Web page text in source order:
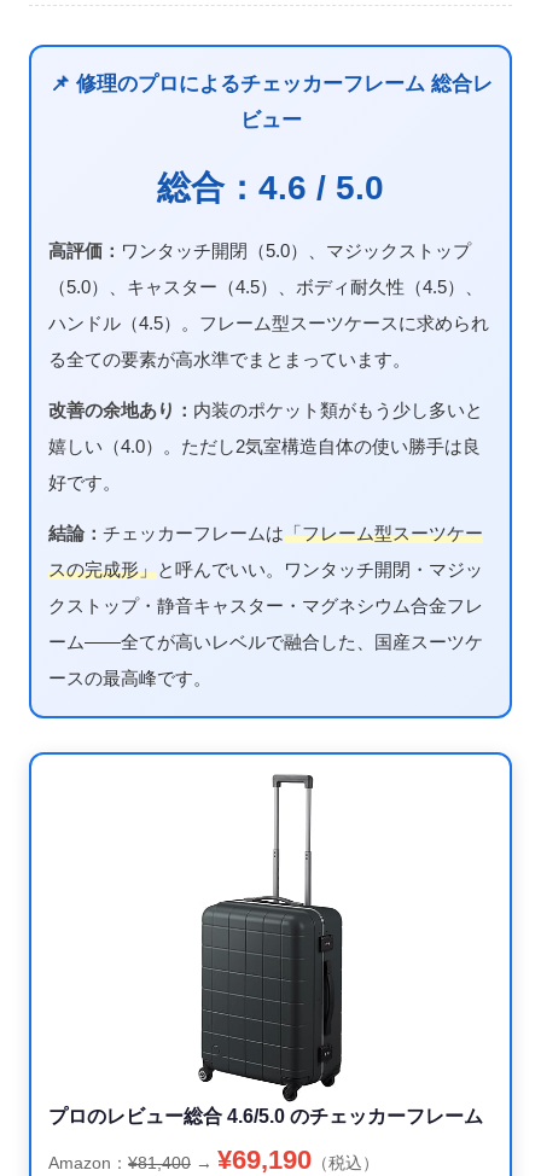
📌 修理のプロによるチェッカーフレーム 総合レ
ビュー
総合：4.6 / 5.0
高評価： ワンタッチ開閉（5.0）、マジックストップ
（5.0）、キャスター（4.5）、ボディ耐久性（4.5）、
ハンドル（4.5）。フレーム型スーツケースに求められ
る全ての要素が高水準でまとまっています。
改善の余地あり： 内装のポケット類がもう少し多いと
嬉しい（4.0）。ただし2気室構造自体の使い勝手は良
好です。
結論： チェッカーフレームは「フレーム型スーツケー
スの完成形」と呼んでいい。ワンタッチ開閉・マジッ
クストップ・静音キャスター・マグネシウム合金フレ
ーム——全てが高いレベルで融合した、国産スーツケ
ースの最高峰です。
プロのレビュー総合 4.6/5.0 のチェッカーフレーム
Amazon： ¥81,400 → ¥69,190 （税込）